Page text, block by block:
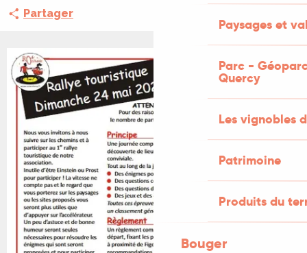
Paysages et
Parc -
Quercy
Les vignobles
Patrimoine
Produits du
Bouger
Partager